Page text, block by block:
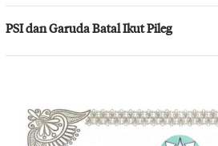
PSI dan Garuda Batal Ikut Pileg